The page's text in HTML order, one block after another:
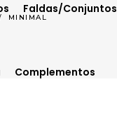
Faldas/Conjuntos
Complementos
MINIMAL